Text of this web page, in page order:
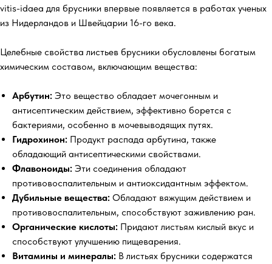
vitis-idaea для брусники впервые появляется в работах ученых
из Нидерландов и Швейцарии 16-го века.
Целебные свойства листьев брусники обусловлены богатым
химическим составом, включающим вещества:
Арбутин: Это вещество обладает мочегонным и
антисептическим действием, эффективно борется с
бактериями, особенно в мочевыводящих путях.
Гидрохинон: Продукт распада арбутина, также
обладающий антисептическими свойствами.
Флавоноиды: Эти соединения обладают
противовоспалительным и антиоксидантным эффектом.
Дубильные вещества: Обладают вяжущим действием и
противовоспалительным, способствуют заживлению ран.
Органические кислоты: Придают листьям кислый вкус и
способствуют улучшению пищеварения.
Витамины и минералы: В листьях брусники содержатся